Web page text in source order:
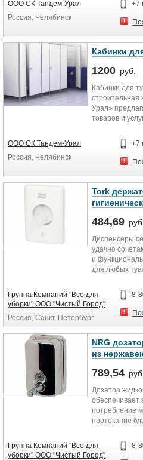
ООО СК Тандем-Урал
Россия, Челябинск
+7
Кабинки
1200 руб.
Кабинки для
Урал»
товаров и
производства.
ООО СК Тандем-Урал
Россия, Челябинск
+7
Tork
484,69 руб.
Диспенсеры
удачно
и
для любых
и гостиничных
крепится на
открывается
для
Опциональное
липучку или
Крепежные
держателя
Пластик
Диспенсер
Технические
Группа Компаний "Все для
уборки" ООО "Чистый Город"
Россия, Санкт-Петербург
8-
NRG
из
789,54 руб.
Дозатор
обеспечивает
потребление
протекание
в
Дозатор
Группа Компаний "Все для
уборки" ООО "Чистый Город"
8-